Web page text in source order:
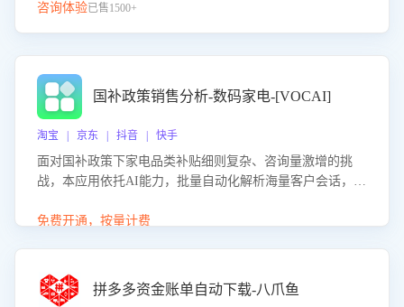
咨询体验已售1500+
国补政策销售分析-数码家电-[VOCAI]
淘宝 | 京东 | 抖音 | 快手
面对国补政策下家电品类补贴细则复杂、咨询量激增的挑
战，本应用依托AI能力，批量自动化解析海量客户会话，精
购买意向，深度洞察决策动因。同时全面评估客服团队政策
度、客服转化能力及销售业绩。
免费开通，按量计费
拼多多资金账单自动下载-八爪鱼